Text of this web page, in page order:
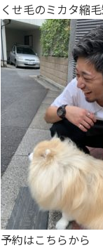
くせ毛のミカタ縮
予約はこちらから